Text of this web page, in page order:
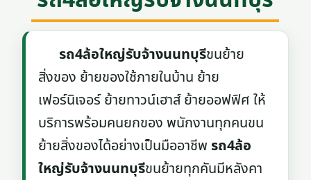
รถ4ล้อใหญ่รับจ้างนนทบุรีขนย้าย
สิ่งของ ย้ายของใช้ภายในบ้าน ย้าย
เฟอร์นิเจอร์ ย้ายทาวน์เฮาส์ ย้ายออฟฟิศ ให้
บริการพร้อมคนยกของ พนักงานทุกคนขน
ย้ายสิ่งของได้อย่างเป็นมืออาชีพรถ4ล้อ
ใหญ่รับจ้างนนทบุรีขนย้ายทุกคันมีหลังคา